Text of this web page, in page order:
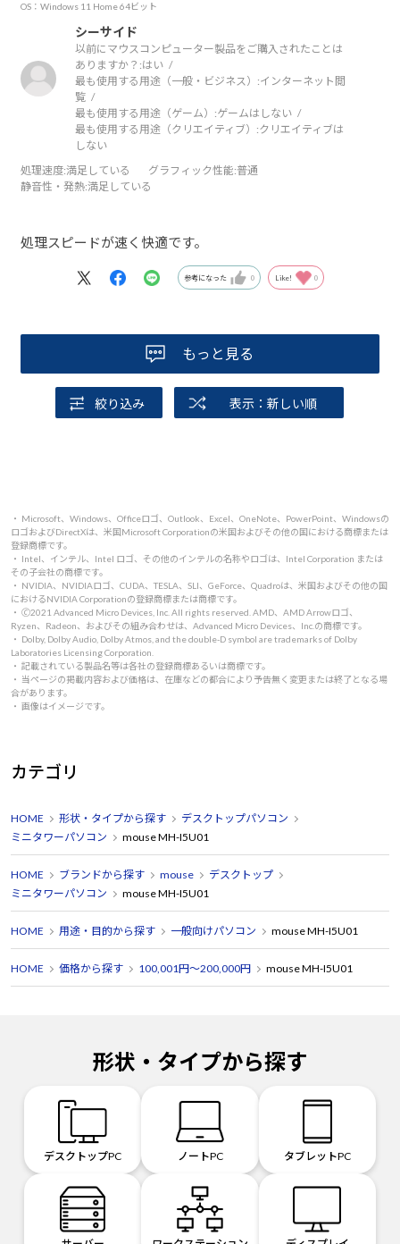
OS：Windows 11 Home 64ビット
シーサイド
以前にマウスコンピューター製品をご購入されたことは
ありますか？:はい
最も使用する用途（一般・ビジネス）:インターネット閲
覧
最も使用する用途（ゲーム）:ゲームはしない
最も使用する用途（クリエイティブ）:クリエイティブは
しない
処理速度:満足している グラフィック性能:普通
静音性・発熱:満足している
処理スピードが速く快適です。
参考になった 0 Like! 0
もっと見る
絞り込み 表示：新しい順
・ Microsoft、Windows、Officeロゴ、Outlook、Excel、OneNote、PowerPoint、Windowsの
ロゴおよびDirectXは、米国Microsoft Corporationの米国およびその他の国における商標または
登録商標です。
・ Intel、インテル、Intel ロゴ、その他のインテルの名称やロゴは、Intel Corporation または
その子会社の商標です。
・ NVIDIA、NVIDIAロゴ、CUDA、TESLA、SLI、GeForce、Quadroは、米国およびその他の国
におけるNVIDIA Corporationの登録商標または商標です。
・ 🄫2021 Advanced Micro Devices, Inc. All rights reserved. AMD、AMD Arrowロゴ、
Ryzen、Radeon、およびその組み合わせは、Advanced Micro Devices、Inc.の商標です。
・ Dolby, Dolby Audio, Dolby Atmos, and the double-D symbol are trademarks of Dolby
Laboratories Licensing Corporation.
・ 記載されている製品名等は各社の登録商標あるいは商標です。
・ 当ページの掲載内容および価格は、在庫などの都合により予告無く変更または終了となる場
合があります。
・ 画像はイメージです。
カテゴリ
HOME 形状・タイプから探す
デスクトップパソコン
ミニタワーパソコン
mouse MH-I5U01
HOME ブランドから探す mouse
デスクトップ
ミニタワーパソコン
mouse MH-I5U01
HOME 用途・目的から探す 一般向けパソコン mouse MH-I5U01
HOME 価格から探す 100,001円～200,000円 mouse MH-I5U01
形状・タイプから探す
デスクトップPC ノートPC タブレットPC